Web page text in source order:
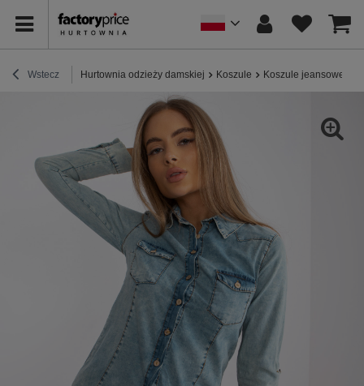
Wstecz Hurtownia odzieży damskiej Koszule Koszule jeansowe